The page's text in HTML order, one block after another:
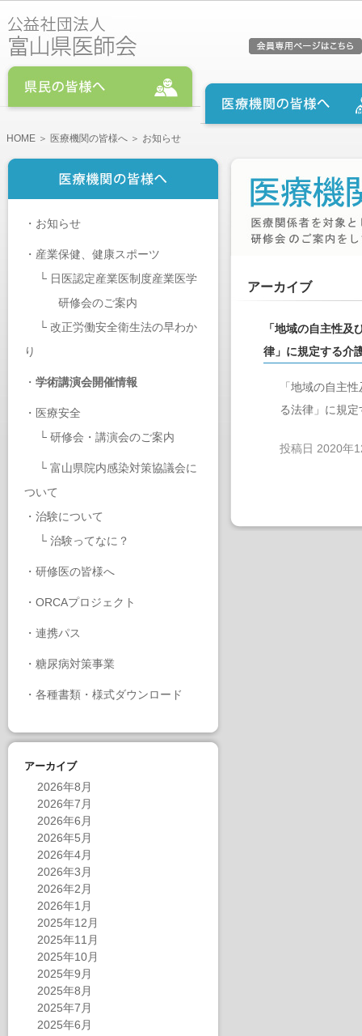
HOME ＞ 医療機関の皆様へ ＞ お知らせ
・ お知らせ
・ 産業保健、健康スポーツ
└ 日医認定産業医制度産業医学
研修会のご案内
└ 改正労働安全衛生法の早わか
り
・ 学術講演会開催情報
・ 医療安全
└ 研修会・講演会のご案内
└ 富山県院内感染対策協議会に
ついて
・ 治験について
└ 治験ってなに？
・ 研修医の皆様へ
・ ORCAプロジェクト
・ 連携パス
・ 糖尿病対策事業
・ 各種書類・様式ダウンロード
アーカイブ
2026年8月
2026年7月
2026年6月
2026年5月
2026年4月
2026年3月
2026年2月
2026年1月
2025年12月
2025年11月
2025年10月
2025年9月
2025年8月
2025年7月
2025年6月
アーカイブ
「地域の自主性
律」に規定する介
「地域の自主
る法律」に規
投稿日 2020年